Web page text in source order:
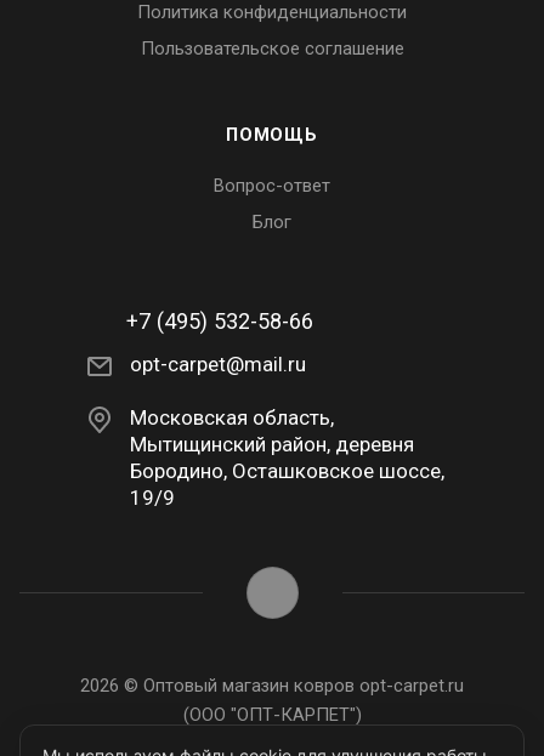
Политика конфиденциальности
Пользовательское соглашение
ПОМОЩЬ
Вопрос-ответ
Блог
+7 (495) 532-58-66
opt-carpet@mail.ru
Московская область,
Мытищинский район, деревня
Бородино, Осташковское шоссе,
19/9
2026 © Оптовый магазин ковров opt-carpet.ru
(ООО "ОПТ-КАРПЕТ")
ИНН: 7743907105